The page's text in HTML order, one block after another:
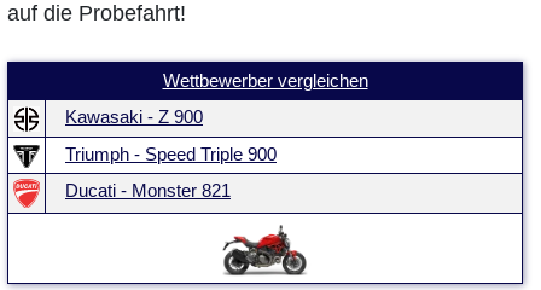
auf die Probefahrt!
Wettbewerber vergleichen
Kawasaki - Z 900
Triumph - Speed Triple 900
Ducati - Monster 821